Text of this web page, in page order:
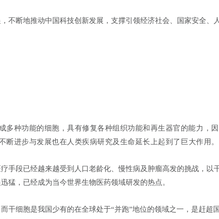
不断地推动中国科技创新发展，支撑引领经济社会、国家安全、人
多种功能的细胞，具有修复各种组织功能和再生器官的能力，因
断进步与发展也在人类疾病研究及生命延长上起到了巨大作用。
手段已经越来越受到人口老龄化、慢性病及肿瘤高发的挑战，以
猛，已经成为当今世界生物医药领域研发的热点。
干细胞是我国少有的在全球处于“并跑”地位的领域之一，是赶超国